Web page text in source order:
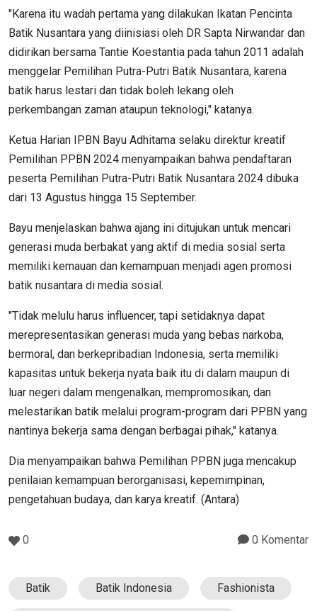
"Karena itu wadah pertama yang dilakukan Ikatan Pencinta
Batik Nusantara yang diinisiasi oleh DR Sapta Nirwandar dan
didirikan bersama Tantie Koestantia pada tahun 2011 adalah
menggelar Pemilihan Putra-Putri Batik Nusantara, karena
batik harus lestari dan tidak boleh lekang oleh
perkembangan zaman ataupun teknologi," katanya.
Ketua Harian IPBN Bayu Adhitama selaku direktur kreatif
Pemilihan PPBN 2024 menyampaikan bahwa pendaftaran
peserta Pemilihan Putra-Putri Batik Nusantara 2024 dibuka
dari 13 Agustus hingga 15 September.
Bayu menjelaskan bahwa ajang ini ditujukan untuk mencari
generasi muda berbakat yang aktif di media sosial serta
memiliki kemauan dan kemampuan menjadi agen promosi
batik nusantara di media sosial.
​​​​​​​"Tidak melulu harus influencer, tapi setidaknya dapat
merepresentasikan generasi muda yang bebas narkoba,
bermoral, dan berkepribadian Indonesia, serta memiliki
kapasitas untuk bekerja nyata baik itu di dalam maupun di
luar negeri dalam mengenalkan, mempromosikan, dan
melestarikan batik melalui program-program dari PPBN yang
nantinya bekerja sama dengan berbagai pihak," katanya.
Dia menyampaikan bahwa Pemilihan PPBN juga mencakup
penilaian kemampuan berorganisasi, kepemimpinan,
pengetahuan budaya, dan karya kreatif. (Antara)
0 0 Komentar
Batik Batik Indonesia Fashionista